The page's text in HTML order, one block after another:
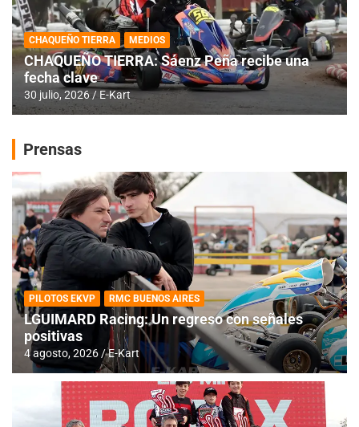
CHAQUEÑO TIERRA MEDIOS
CHAQUEÑO TIERRA: Sáenz Peña recibe una
fecha clave
30 julio, 2026 E-Kart
Prensas
PILOTOS EKVP RMC BUENOS AIRES
LGUIMARD Racing: Un regreso con señales
positivas
4 agosto, 2026 E-Kart